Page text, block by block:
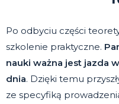
Po odbyciu części
szkolenie praktyczne.
nauki ważna jest jazda
dnia. Dzięki temu
ze specyfiką